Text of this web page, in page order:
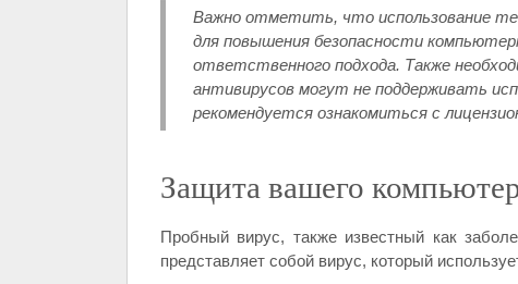
Важно отметить, что использование
для повышения безопасности
ответственного подхода. Также
антивирусов могут не поддерживать
рекомендуется ознакомиться с
Защита вашего
Пробный вирус, также известный как
представляет собой вирус, который